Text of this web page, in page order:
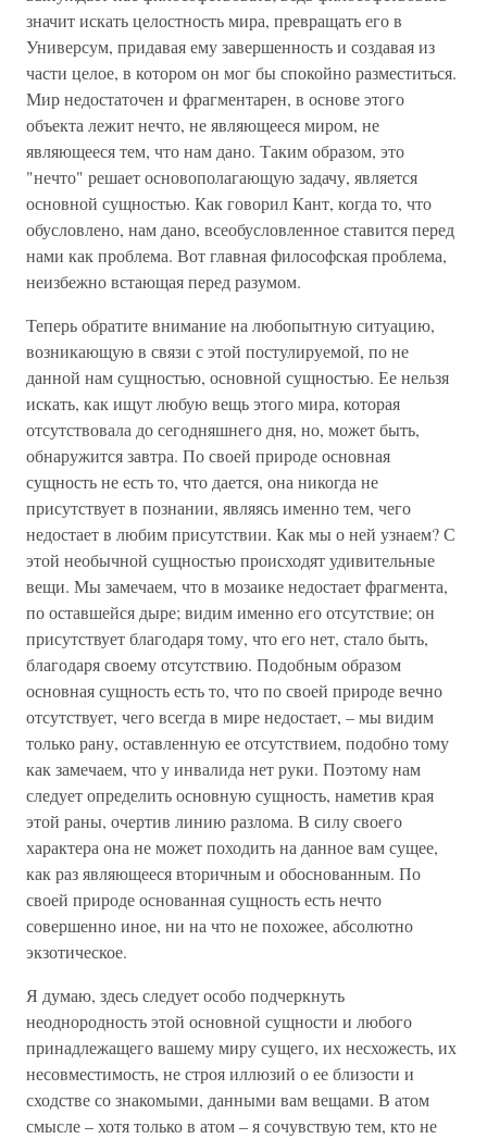
значит искать целостность мира, превращать его в
Универсум, придавая ему завершенность и создавая из
части целое, в котором он мог бы спокойно разместиться.
Мир недостаточен и фрагментарен, в основе этого
объекта лежит нечто, не являющееся миром, не
являющееся тем, что нам дано. Таким образом, это
"нечто" решает основополагающую задачу, является
основной сущностью. Как говорил Кант, когда то, что
обусловлено, нам дано, всеобусловленное ставится перед
нами как проблема. Вот главная философская проблема,
неизбежно встающая перед разумом.
Теперь обратите внимание на любопытную ситуацию,
возникающую в связи с этой постулируемой, по не
данной нам сущностью, основной сущностью. Ее нельзя
искать, как ищут любую вещь этого мира, которая
отсутствовала до сегодняшнего дня, но, может быть,
обнаружится завтра. По своей природе основная
сущность не есть то, что дается, она никогда не
присутствует в познании, являясь именно тем, чего
недостает в любим присутствии. Как мы о ней узнаем? С
этой необычной сущностью происходят удивительные
вещи. Мы замечаем, что в мозаике недостает фрагмента,
по оставшейся дыре; видим именно его отсутствие; он
присутствует благодаря тому, что его нет, стало быть,
благодаря своему отсутствию. Подобным образом
основная сущность есть то, что по своей природе вечно
отсутствует, чего всегда в мире недостает, – мы видим
только рану, оставленную ее отсутствием, подобно тому
как замечаем, что у инвалида нет руки. Поэтому нам
следует определить основную сущность, наметив края
этой раны, очертив линию разлома. В силу своего
характера она не может походить на данное вам сущее,
как раз являющееся вторичным и обоснованным. По
своей природе основанная сущность есть нечто
совершенно иное, ни на что не похожее, абсолютно
экзотическое.
Я думаю, здесь следует особо подчеркнуть
неоднородность этой основной сущности и любого
принадлежащего вашему миру сущего, их несхожесть, их
несовместимость, не строя иллюзий о ее близости и
сходстве со знакомыми, данными вам вещами. В атом
смысле – хотя только в атом – я сочувствую тем, кто не